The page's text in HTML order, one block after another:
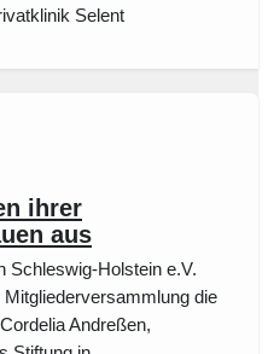
Selent
ihrer
aus
Schleswig-Holstein e.V.
die
Andreßen,